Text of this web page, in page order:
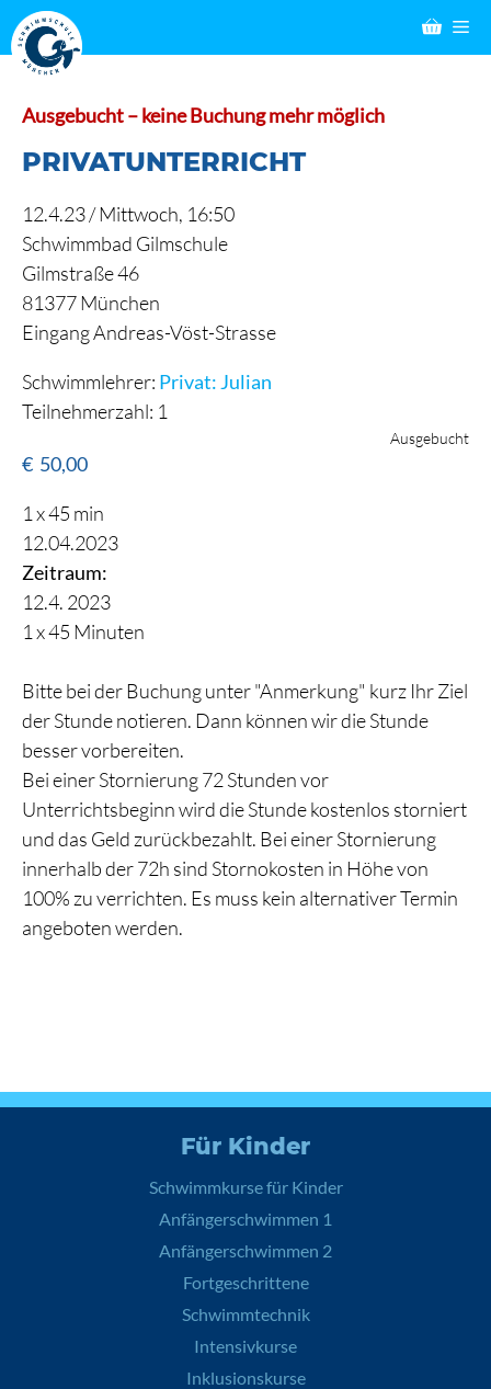
Zum
Inhalt
springen
Ausgebucht – keine Buchung mehr möglich
PRIVATUNTERRICHT
12.4.23 /Mittwoch, 16:50
Schwimmbad Gilmschule
Gilmstraße 46
81377 München
Eingang Andreas-Vöst-Strasse
Schwimmlehrer: Privat: Julian
Teilnehmerzahl: 1
Ausgebucht
€ 50,00
1 x 45 min
12.04.2023
Zeitraum:
12.4. 2023
1 x 45 Minuten
Bitte bei der Buchung unter "Anmerkung" kurz Ihr Ziel
der Stunde notieren. Dann können wir die Stunde
besser vorbereiten.
Bei einer Stornierung 72 Stunden vor
Unterrichtsbeginn wird die Stunde kostenlos storniert
und das Geld zurückbezahlt. Bei einer Stornierung
innerhalb der 72h sind Stornokosten in Höhe von
100% zu verrichten. Es muss kein alternativer Termin
angeboten werden.
Für Kinder
Schwimmkurse für Kinder
Anfängerschwimmen 1
Anfängerschwimmen 2
Fortgeschrittene
Schwimmtechnik
Intensivkurse
Inklusionskurse